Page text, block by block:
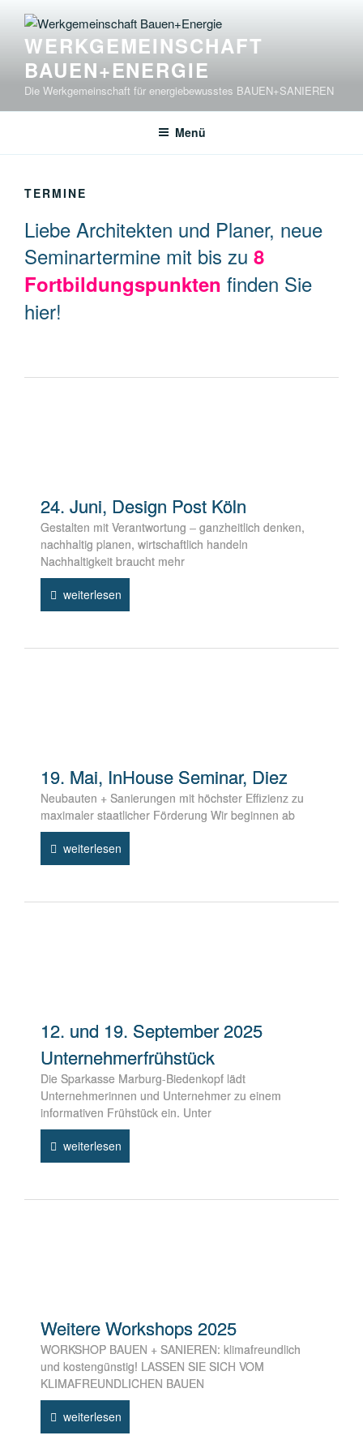
Inhalt
springenWERKGEMEINSCHAFT
BAUEN+ENERGIE
Die Werkgemeinschaft für energiebewusstes BAUEN+SANIEREN
Menü
TERMINE
Liebe Architekten und Planer, neue
Seminartermine mit bis zu 8
Fortbildungspunkten finden Sie
hier!
24. Juni, Design Post Köln
Gestalten mit Verantwortung – ganzheitlich denken,
nachhaltig planen, wirtschaftlich handeln
Nachhaltigkeit braucht mehr
weiterlesen
19. Mai, InHouse Seminar, Diez
Neubauten + Sanierungen mit höchster Effizienz zu
maximaler staatlicher Förderung Wir beginnen ab
weiterlesen
12. und 19. September 2025
Unternehmerfrühstück
Die Sparkasse Marburg-Biedenkopf lädt
Unternehmerinnen und Unternehmer zu einem
informativen Frühstück ein. Unter
weiterlesen
Weitere Workshops 2025
WORKSHOP BAUEN + SANIEREN: klimafreundlich
und kostengünstig! LASSEN SIE SICH VOM
KLIMAFREUNDLICHEN BAUEN
weiterlesen